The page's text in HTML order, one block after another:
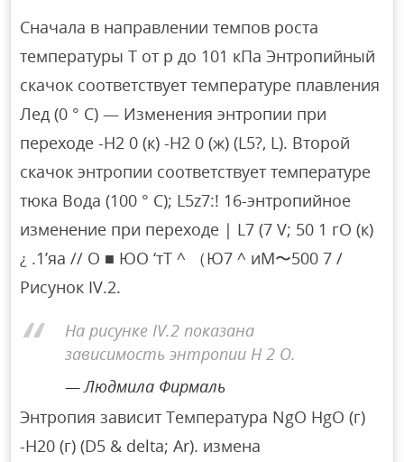
Сначала в направлении темпов роста
температуры T от p до 101 кПа Энтропийный
скачок соответствует температуре плавления
Лед (0 ° С) — Изменения энтропии при
переходе -Н2 0 (к) -Н2 0 (ж) (L5?, L). Второй
скачок энтропии соответствует температуре
тюка Вода (100 ° С); L5z7:! 16-энтропийное
изменение при переходе | L7 (7 V; 50 1 гО (к)
¿ .1’яа // О ■ ЮО ‘тТ ^ （Ю7 ^ иМ〜500 7 /
Рисунок IV.2.
На рисунке IV.2 показана
зависимость энтропии H 2 O.
Людмила Фирмаль
Энтропия зависит Температура NgO HgO (г)
-Н20 (г) (D5 & delta; Ar). измена